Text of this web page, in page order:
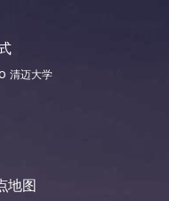
清迈大学
地图